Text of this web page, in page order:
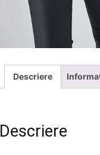
Descriere
Descriere